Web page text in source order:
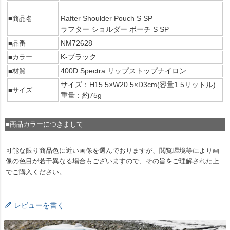
■商品名
Rafter Shoulder Pouch S SP
ラフター ショルダー ポーチ S SP
■品番 NM72628
■カラー K-ブラック
■材質 400D Spectra リップストップナイロン
■サイズ
サイズ：H15.5×W20.5×D3cm(容量1.5リットル)
重量：約75g
■商品カラーにつきまして
可能な限り商品色に近い画像を選んでおりますが、閲覧環境等により画
像の色目が若干異なる場合もございますので、その旨をご理解された上
でご購入ください。
レビューを書く